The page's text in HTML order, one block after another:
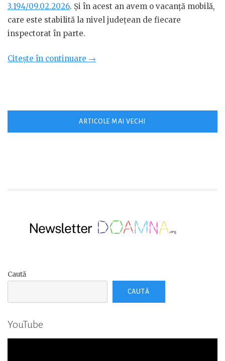
3.194/09.02.2026. Și în acest an avem o vacanță mobilă,
care este stabilită la nivel județean de fiecare
inspectorat în parte.
Citește în continuare „Structura
2027
Maramureș”
→
ARTICOLE MAI VECHI
Caută
CAUTĂ
YouTube